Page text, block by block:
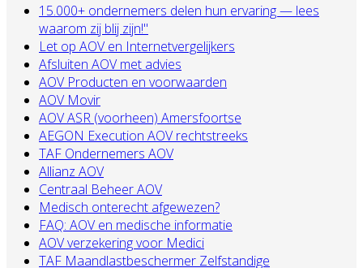
15.000+ ondernemers delen hun ervaring — lees
waarom zij blij zijn!"
Let op AOV en Internetvergelijkers
Afsluiten AOV met advies
AOV Producten en voorwaarden
AOV Movir
AOV ASR (voorheen) Amersfoortse
AEGON Execution AOV rechtstreeks
TAF Ondernemers AOV
Allianz AOV
Centraal Beheer AOV
Medisch onterecht afgewezen?
FAQ: AOV en medische informatie
AOV verzekering voor Medici
TAF Maandlastbeschermer Zelfstandige